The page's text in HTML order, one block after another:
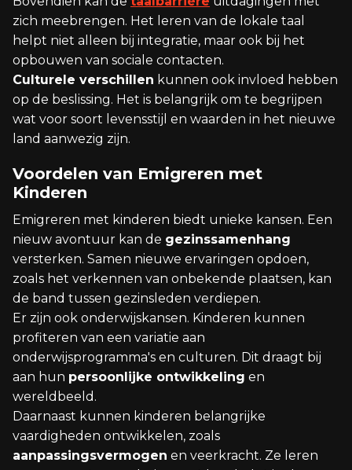
zich meebrengen. Het leren van de lokale taal
helpt niet alleen bij integratie, maar ook bij het
opbouwen van sociale contacten.
Culturele verschillen kunnen ook invloed hebben
op de beslissing. Het is belangrijk om te begrijpen
wat voor soort levensstijl en waarden in het nieuwe
land aanwezig zijn.
Voordelen van Emigreren met
Kinderen
Emigreren met kinderen biedt unieke kansen. Een
nieuw avontuur kan de gezinssamenhang
versterken. Samen nieuwe ervaringen opdoen,
zoals het verkennen van onbekende plaatsen, kan
de band tussen gezinsleden verdiepen.
Er zijn ook onderwijskansen. Kinderen kunnen
profiteren van een variatie aan
onderwijsprogramma's en culturen. Dit draagt bij
aan hun persoonlijke ontwikkeling en
wereldbeeld.
Daarnaast kunnen kinderen belangrijke
vaardigheden ontwikkelen, zoals
aanpassingsvermogen en veerkracht. Ze leren